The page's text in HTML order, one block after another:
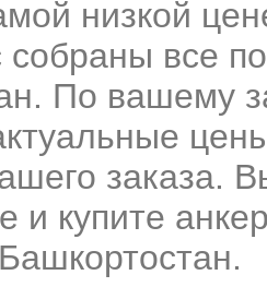
низкой
все
По вашему
заказа.
и купите